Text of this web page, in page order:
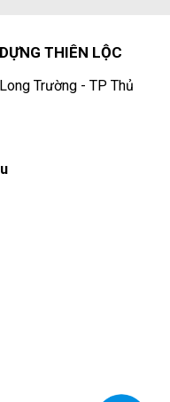
THIÊN LỘC
Trường - TP Thủ